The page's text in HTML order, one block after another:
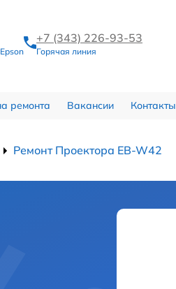
+7 (343) 226-93-53
Горячая линия
ремонта Вакансии Контакты
Ремонт Проектора EB-W42